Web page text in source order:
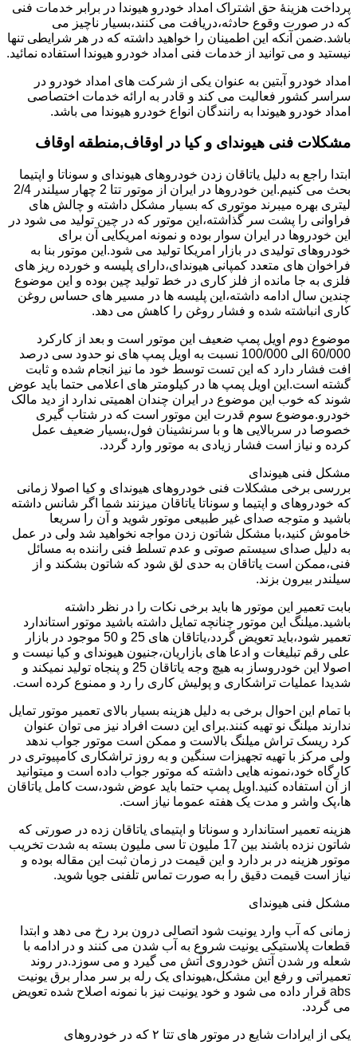
پرداخت هزینۀ حق اشتراک امداد خودرو هیوندا در برابر خدمات فنی
که در صورت وقوع حادثه،دریافت می کنند،بسیار ناچیز می
باشد.ضمن آنکه این اطمینان را خواهید داشته که در هر شرایطی تنها
نیستید و می توانید از خدمات فنی امداد خودرو هیوندا استفاده نمائید.
امداد خودرو آبتین به عنوان یکی از شرکت های امداد خودرو در
سراسر کشور فعالیت می کند و قادر به ارائه خدمات اختصاصی
امداد خودرو هیوندا به رانندگان انواع خودرو هیوندا می باشد.
مشکلات فنی هیوندای و کیا در اوقاف,منطقه اوقاف
ابتدا راجع به دلیل یاتاقان زدن خودروهای هیوندای و سوناتا و اپتیما
بحث می کنیم.این خودروها در ایران از موتور تتا 2 چهار سیلندر 2/4
لیتری بهره میبرند موتوری که بسیار مشکل داشته و چالش های
فراوانی را پشت سر گذاشته،این موتور که در چین تولید می شود در
این خودروها در ایران سوار بوده و نمونه امریکایی آن برای
خودروهای تولیدی در بازار امریکا تولید می شود.این موتور بنا به
فراخوان های متعدد کمپانی هیوندای،دارای پلیسه و خورده ریز های
فلزی به جا مانده از فلز کاری در خط تولید چین بوده و این موضوع
چندین سال ادامه داشته،این پلیسه ها در مسیر های حساس روغن
کاری انباشته شده و فشار روغن را کاهش می دهد.
موضوع دوم اویل پمپ ضعیف این موتور است و بعد از کارکرد
60/000 الی 100/000 نسبت به اویل پمپ های نو حدود سی درصد
افت فشار دارد که این تست توسط خود ما نیز انجام شده و ثابت
گشته است.این اویل پمپ ها در کیلومتر های اعلامی حتما باید عوض
شوند که خوب این موضوع در ایران چندان اهمیتی ندارد از دید مالک
خودرو.موضوع سوم قدرت این موتور است که در شتاب گیری
خصوصا در سربالایی ها و با سرنشینان فول،بسیار ضعیف عمل
کرده و نیاز است فشار زیادی به موتور وارد گردد.
مشکل فنی هیوندای
بررسی برخی مشکلات فنی خودروهای هیوندای و کیا اصولا زمانی
که خودروهای و اپتیما و سوناتا یاتاقان میزنند شما اگر شانس داشته
باشید و متوجه صدای غیر طبیعی موتور شوید و آن را سریعا
خاموش کنید،با مشکل شاتون زدن مواجه نخواهید شد ولی در عمل
به دلیل صدای سیستم صوتی و عدم تسلط فنی راننده به مسائل
فنی،ممکن است یاتاقان به حدی لق شود که شاتون بشکند و از
سیلندر بیرون بزند.
بابت تعمیر این موتور ها باید برخی نکات را در نظر داشته
باشید.میلنگ این موتور چنانچه تمایل داشته باشید موتور استاندارد
تعمیر شود،باید تعویض گردد،یاتاقان های 25 و 50 موجود در بازار
علی رقم تبلیغات و ادعا های بازاریان،جنیون هیوندای و کیا نیست و
اصولا این خودروساز به هیچ وجه یاتاقان 25 و پنجاه تولید نمیکند و
شدیدا عملیات تراشکاری و پولیش کاری را رد و ممنوع کرده است.
با تمام این احوال برخی به دلیل هزینه بسیار بالای تعمیر موتور تمایل
ندارند میلنگ نو تهیه کنند.برای این دست افراد نیز می توان عنوان
کرد ریسک تراش میلنگ بالاست و ممکن است موتور جواب ندهد
ولی مرکز با تهیه تجهیزات سنگین و به روز تراشکاری کامپیوتری در
کارگاه خود،نمونه هایی داشته که موتور جواب داده است و میتوانید
از آن استفاده کنید.اویل پمپ حتما باید عوض شود،ست کامل یاتاقان
ها،پک واشر و مدت یک هفته عموما نیاز است.
هزینه تعمیر استاندارد و سوناتا و اپتیمای یاتاقان زده در صورتی که
شاتون نزده باشند بین 17 ملیون تا سی ملیون بسته به شدت تخریب
موتور هزینه در بر دارد و این قیمت در زمان ثبت این مقاله بوده و
نیاز است قیمت دقیق را به صورت تماس تلفنی جویا شوید.
مشکل فنی هیوندای
زمانی که آب وارد یونیت شود اتصالی درون برد رخ می دهد و ابتدا
قطعات پلاستیکی یونیت شروع به آب شدن می کنند و در ادامه با
شعله ور شدن آتش خودروی آتش می گیرد و می سوزد.در روند
تعمیراتی و رفع این مشکل،هیوندای یک رله بر سر مدار برق یونیت
abs قرار داده می شود و خود یونیت نیز با نمونه اصلاح شده تعویض
می گردد.
یکی از ایرادات شایع در موتور های تتا ۲ که در خودروهای